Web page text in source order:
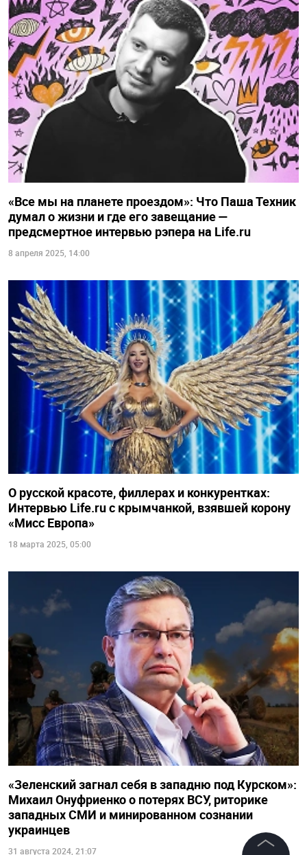
«Все мы на планете проездом»: Что Паша Техник
думал о жизни и где его завещание —
предсмертное интервью рэпера на Life.ru
8 апреля 2025, 14:00
О русской красоте, филлерах и конкурентках:
Интервью Life.ru c крымчанкой, взявшей корону
«Мисс Европа»
18 марта 2025, 05:00
«Зеленский загнал себя в западню под Курском»:
Михаил Онуфриенко о потерях ВСУ, риторике
западных СМИ и минированном сознании
украинцев
31 августа 2024, 21:07